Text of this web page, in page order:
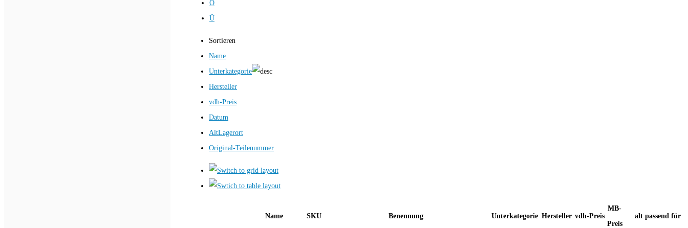
Ö
Ü
Sortieren
Name
Unterkategorie
Hersteller
vdh-Preis
Datum
AltLagerort
Original-Teilenummer
Name SKU Benennung Unterkategorie Hersteller vdh-Preis
MB-
Preis
alt passend für